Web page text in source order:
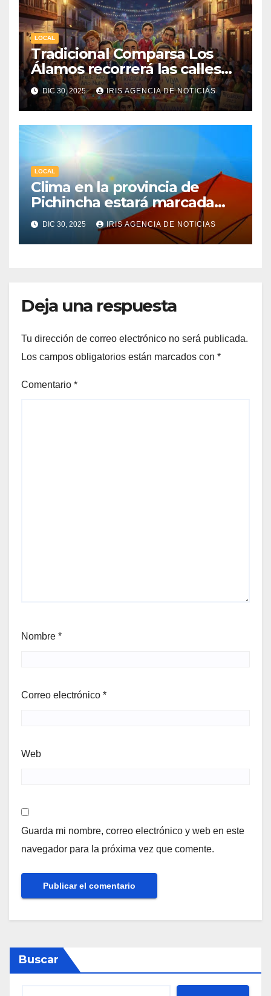
LOCAL
Tradicional Comparsa Los
Álamos recorrerá las calles
de la ciudad de Machachi
DIC 30, 2025 IRIS AGENCIA DE NOTICIAS
LOCAL
Clima en la provincia de
Pichincha estará marcada
por una fuerte radiación UV
DIC 30, 2025 IRIS AGENCIA DE NOTICIAS
Deja una respuesta
Tu dirección de correo electrónico no será publicada.
Los campos obligatorios están marcados con *
Comentario *
Nombre *
Correo electrónico *
Web
Guarda mi nombre, correo electrónico y web en este
navegador para la próxima vez que comente.
Buscar